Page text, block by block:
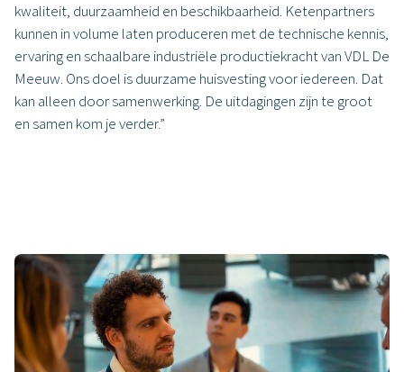
kwaliteit, duurzaamheid en beschikbaarheid. Ketenpartners
kunnen in volume laten produceren met de technische kennis,
ervaring en schaalbare industriële productiekracht van VDL De
Meeuw. Ons doel is duurzame huisvesting voor iedereen. Dat
kan alleen door samenwerking. De uitdagingen zijn te groot
en samen kom je verder.”
Dinsdag 17 juni